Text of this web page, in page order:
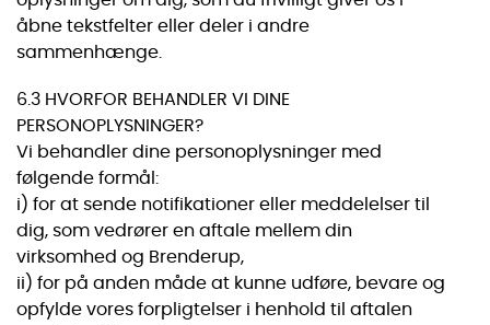
åbne tekstfelter eller deler i andre
sammenhænge.
6.3 HVORFOR BEHANDLER VI DINE
PERSONOPLYSNINGER?
Vi behandler dine personoplysninger med
følgende formål:
i) for at sende notifikationer eller meddelelser til
dig, som vedrører en aftale mellem din
virksomhed og Brenderup,
ii) for på anden måde at kunne udføre, bevare og
opfylde vores forpligtelser i henhold til aftalen